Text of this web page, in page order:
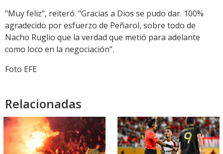
"Muy feliz", reiteró. "Gracias a Dios se pudo dar. 100%
agradecido por esfuerzo de Peñarol, sobre todo de
Nacho Ruglio que la verdad que metió para adelante
como loco en la negociación".
Foto EFE
Relacionadas